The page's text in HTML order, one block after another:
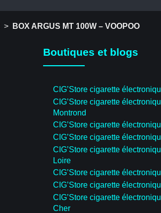
> BOX ARGUS MT 100W – VOOPOO
Boutiques et blogs
CIG’Store cigarette
CIG’Store cigarette
Montrond
CIG’Store cigarette
CIG’Store cigarette
CIG’Store cigarette
Loire
CIG’Store cigarette
CIG’Store cigarette
CIG’Store cigarette
Cher